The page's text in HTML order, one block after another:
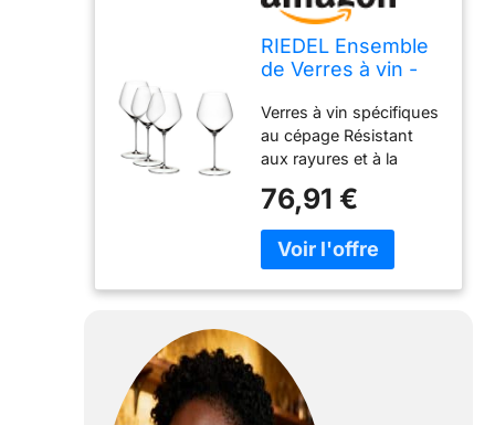
RIEDEL Ensemble
de Verres à vin -
- Veloce - Pinot
Noir - 760 ML - 4
pièces
Verres à vin spécifiques
au cépage Résistant
aux rayures et à la
Compatible lave-
vaisselle
76,91 €